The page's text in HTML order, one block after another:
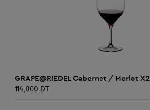
AJOUTER AU PANIER
GRAPE@RIEDEL Cabernet / Merlot X2
114,000 DT